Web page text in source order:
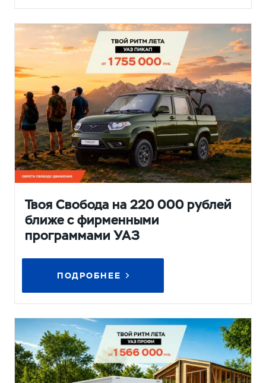
Твоя Свобода на 220 000 рублей
ближе с фирменными
программами УАЗ
ПОДРОБНЕЕ